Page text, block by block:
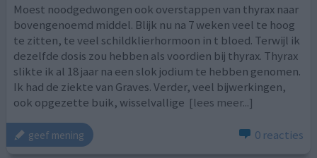
Moest noodgedwongen ook overstappen van thyrax naar
bovengenoemd middel. Blijk nu na 7 weken veel te hoog
te zitten, te veel schildklierhormoon in t bloed. Terwijl ik
dezelfde dosis zou hebben als voordien bij thyrax. Thyrax
slikte ik al 18 jaar na een slok jodium te hebben genomen.
Ik had de ziekte van Graves. Verder, veel bijwerkingen,
ook opgezette buik, wisselvallige [lees meer...]
geef mening 0 reacties